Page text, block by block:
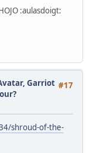
:aulasdoigt:
#17
Garriot
shroud-of-the-